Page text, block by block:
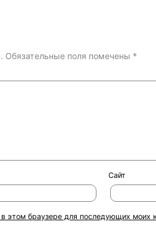
Обязательные поля помечены *
Сайт
этом браузере для последующих моих